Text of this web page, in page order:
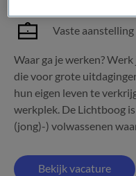
Vaste aanstelling
Waar ga je werken?
die voor grote
hun eigen leven te
werkplek. De Lichtboog
(jong)-) volwassenen
Bekijk vacature